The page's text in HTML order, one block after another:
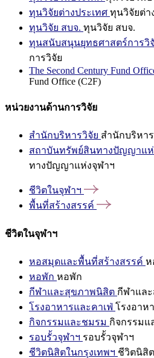
ทุนวิจัยต่างประเทศ ทุนวิจัยต่า
ทุนวิจัย สบจ. ทุนวิจัย สบจ.
ทุนสนับสนุนยุทธศาสตร์การวิ
การวิจัย
The Second Century Fund
Fund Office (C2F)
หน่วยงานด้านการวิจัย
สำนักบริหารวิจัย สำนักบริหา
สถาบันทรัพย์สินทางปัญญาแห่
ทางปัญญาแห่งจุฬาฯ
ชีวิตในจุฬาฯ
พื้นที่สร้างสรรค์
ชีวิตในจุฬาฯ
หอสมุดและพื้นที่สร้างสรรค์ ห
หอพัก หอพัก
กีฬาและสุขภาพนิสิต กีฬาแล
โรงอาหารและคาเฟ่ โรงอาห
กิจกรรมและชมรม กิจกรรมแ
รอบรั้วจุฬาฯ รอบรั้วจุฬาฯ
ชีวิตนิสิตในกรุงเทพฯ ชีวิตนิสิ